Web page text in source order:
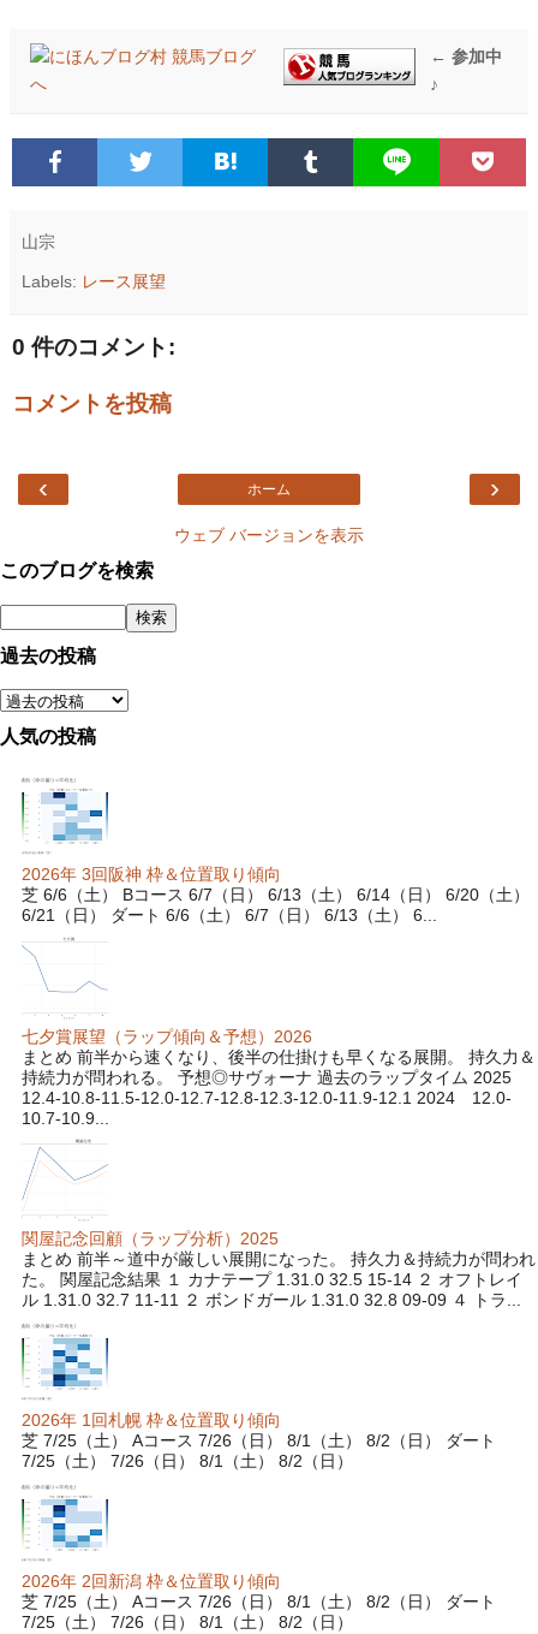
← 参加中
♪
山宗
Labels: レース展望
0 件のコメント:
コメントを投稿
‹ ›
ホーム
ウェブ バージョンを表示
このブログを検索
過去の投稿
人気の投稿
2026年 3回阪神 枠＆位置取り傾向
芝 6/6（土） Bコース 6/7（日） 6/13（土） 6/14（日） 6/20（土）
6/21（日） ダート 6/6（土） 6/7（日） 6/13（土） 6...
七夕賞展望（ラップ傾向＆予想）2026
まとめ 前半から速くなり、後半の仕掛けも早くなる展開。 持久力＆
持続力が問われる。 予想◎サヴォーナ 過去のラップタイム 2025
12.4-10.8-11.5-12.0-12.7-12.8-12.3-12.0-11.9-12.1 2024 12.0-
10.7-10.9...
関屋記念回顧（ラップ分析）2025
まとめ 前半～道中が厳しい展開になった。 持久力＆持続力が問われ
た。 関屋記念結果 １ カナテープ 1.31.0 32.5 15-14 ２ オフトレイ
ル 1.31.0 32.7 11-11 ２ ボンドガール 1.31.0 32.8 09-09 ４ トラ...
2026年 1回札幌 枠＆位置取り傾向
芝 7/25（土） Aコース 7/26（日） 8/1（土） 8/2（日） ダート
7/25（土） 7/26（日） 8/1（土） 8/2（日）
2026年 2回新潟 枠＆位置取り傾向
芝 7/25（土） Aコース 7/26（日） 8/1（土） 8/2（日） ダート
7/25（土） 7/26（日） 8/1（土） 8/2（日）